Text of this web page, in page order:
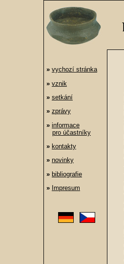
» vychozí stránka
» vznik
» setkání
» zprávy
» informace
pro účastníky
» kontakty
» novinky
» bibliografie
» Impresum